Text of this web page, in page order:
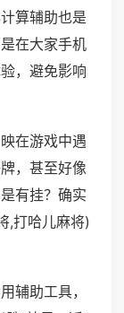
算辅助也是
在大家手机
，避免影响
在游戏中遇
，甚至好像
有挂？确实
,打哈儿麻将)
辅助工具，